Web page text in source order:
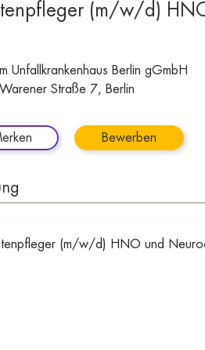
(m/w/d)
Unfallkrankenhaus Berlin gGmbH
Warener Straße 7, Berlin
Bewerben
(m/w/d) HNO und